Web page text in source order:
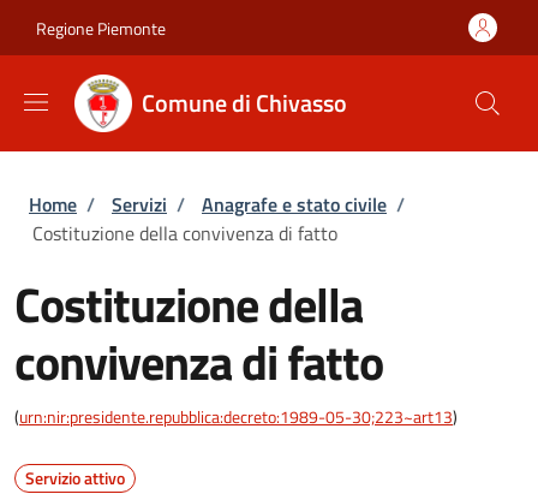
Regione Piemonte
Comune di Chivasso
Briciole di pane
Home / Servizi / Anagrafe e stato civile /
Costituzione della convivenza di fatto
Costituzione della
convivenza di fatto
(urn:nir:presidente.repubblica:decreto:1989-05-30;223~art13)
Servizio attivo